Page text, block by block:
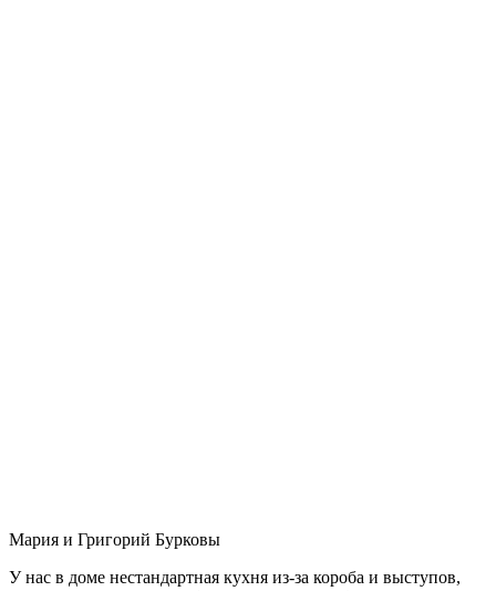
Мария и Григорий Бурковы
У нас в доме нестандартная кухня из-за короба и выступов,